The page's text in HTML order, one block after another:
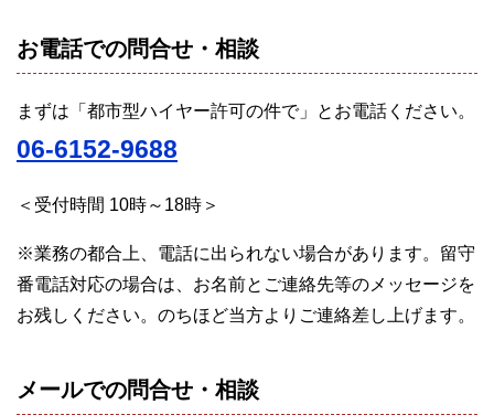
お電話での問合せ・相談
まずは「都市型ハイヤー許可の件で」とお電話ください。
06-6152-9688
＜受付時間 10時～18時＞
※業務の都合上、電話に出られない場合があります。留守
番電話対応の場合は、お名前とご連絡先等のメッセージを
お残しください。のちほど当方よりご連絡差し上げます。
メールでの問合せ・相談